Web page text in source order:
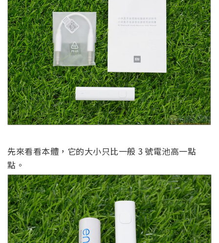
先來看看本體，它的大小只比一般 3 號電池高一點
點。